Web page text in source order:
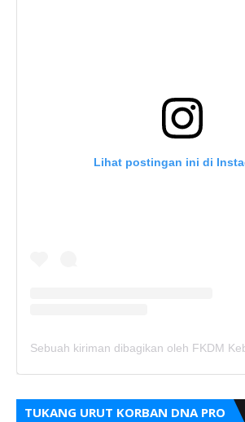
Lihat postingan ini di
TUKANG URUT KORBAN DNA PRO